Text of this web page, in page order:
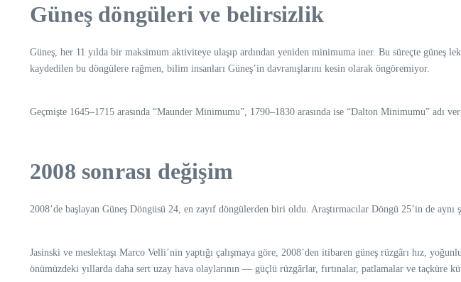
Güneş döngüleri ve belirsizlik
Güneş, her 11 yılda bir maksimum aktiviteye ulaşıp ardından yeniden minimuma iner. Bu süreçte güneş
kaydedilen bu döngülere rağmen, bilim insanları Güneş’in davranışlarını kesin olarak öngöremiyor.
Geçmişte 1645–1715 arasında “Maunder Minimumu”, 1790–1830 arasında ise “Dalton Minimumu”
2008 sonrası değişim
2008’de başlayan Güneş Döngüsü 24, en zayıf döngülerden biri oldu. Araştırmacılar Döngü 25’in de
Jasinski ve meslektaşı Marco Velli’nin yaptığı çalışmaya göre, 2008’den itibaren güneş rüzgârı hız,
önümüzdeki yıllarda daha sert uzay hava olaylarının — güçlü rüzgârlar, fırtınalar, patlamalar ve taçküre